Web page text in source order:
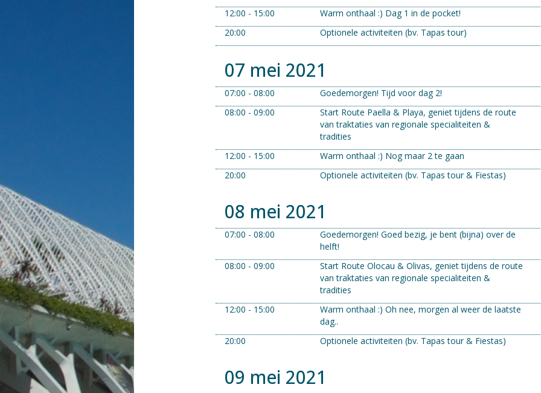
12:00 - 15:00
Warm onthaal :) Dag 1 in de pocket!
20:00
Optionele activiteiten (bv. Tapas tour)
07 mei 2021
07:00 - 08:00
Goedemorgen! Tijd voor dag 2!
08:00 - 09:00
Start Route Paella & Playa, geniet tijdens de route
van traktaties van regionale specialiteiten &
tradities
12:00 - 15:00
Warm onthaal :) Nog maar 2 te gaan
20:00
Optionele activiteiten (bv. Tapas tour & Fiestas)
08 mei 2021
07:00 - 08:00
Goedemorgen! Goed bezig, je bent (bijna) over de
helft!
08:00 - 09:00
Start Route Olocau & Olivas, geniet tijdens de route
van traktaties van regionale specialiteiten &
tradities
12:00 - 15:00
Warm onthaal :) Oh nee, morgen al weer de laatste
dag..
20:00
Optionele activiteiten (bv. Tapas tour & Fiestas)
09 mei 2021